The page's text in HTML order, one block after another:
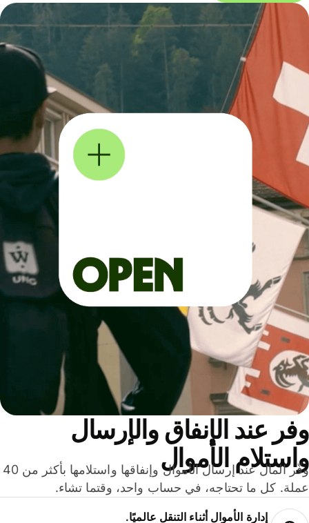
عند الإنفاق والإرسال
الأموال
وفّر المال عند إرسال الأموال وإنفاقها واستلامها بأكثر من 40
كل ما تحتاجه، في حساب واحد، وقتما تشاء.
إدارة الأموال أثناء التنقل عالميًا.